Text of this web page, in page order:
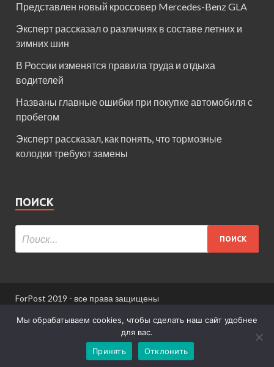
Представлен новый кроссовер Mercedes-Benz GLA
Эксперт рассказал о различиях в составе летних и
зимних шин
В России изменятся правила труда и отдыха
водителей
Названы главные ошибки при покупке автомобиля с
пробегом
Эксперт рассказал, как понять, что тормозные
колодки требуют замены
ПОИСК
ForPost 2019 - все права защищены
При использовании материалов сайта ссылка
Информация для пользователей сайта
Мы обрабатываем cookies, чтобы сделать наш сайт удобнее
для вас.
Принять
Отклонить